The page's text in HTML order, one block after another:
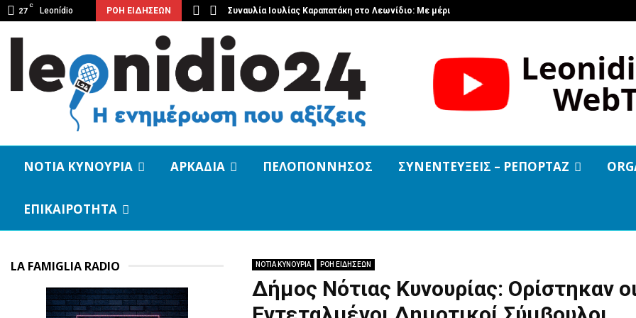
27
C
Leonídio ΡΟΗ ΕΙΔΗΣΕΩΝ
Κυνουρίας με… Συναυλία Ιουλίας Καραπατάκη στο Λεωνίδιο: Με μέριμνα…
ΝΟΤΙΑ ΚΥΝΟΥΡΙΑ ΑΡΚΑΔΙΑ ΠΕΛΟΠΟΝΝΗΣΟΣ ΣΥΝΕΝΤΕΥΞΕΙΣ – ΡΕΠΟΡΤΑΖ
ΕΠΙΚΑΙΡΟΤΗΤΑ
ΝΟΤΙΑ ΚΥΝΟΥΡΙΑ ΡΟΗ ΕΙΔΗΣΕΩΝ
Δήμος Νότιας Κυνουρίας: Ορίστηκαν
LA FAMIGLIA RADIO